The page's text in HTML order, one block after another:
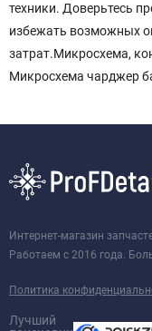
техники. Доверьтесь
избежать возможных
затрат.Микросхема,
Микросхема чарджер
Интернет-магазин
Работаем с 2016 года.
Политика
Лучший